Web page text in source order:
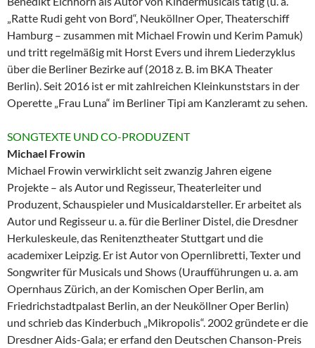
„Ratte Rudi geht von Bord“, Neuköllner Oper, Theaterschiff
Hamburg – zusammen mit Michael Frowin und Kerim Pamuk)
und tritt regelmäßig mit Horst Evers und ihrem Liederzyklus
über die Berliner Bezirke auf (2018 z. B. im BKA Theater
Berlin). Seit 2016 ist er mit zahlreichen Kleinkunststars in der
Operette „Frau Luna“ im Berliner Tipi am Kanzleramt zu sehen.
SONGTEXTE UND CO-PRODUZENT
Michael Frowin
Michael Frowin verwirklicht seit zwanzig Jahren eigene
Projekte – als Autor und Regisseur, Theaterleiter und
Produzent, Schauspieler und Musicaldarsteller. Er arbeitet als
Autor und Regisseur u. a. für die Berliner Distel, die Dresdner
Herkuleskeule, das Renitenztheater Stuttgart und die
academixer Leipzig. Er ist Autor von Opernlibretti, Texter und
Songwriter für Musicals und Shows (Uraufführungen u. a. am
Opernhaus Zürich, an der Komischen Oper Berlin, am
Friedrichstadtpalast Berlin, an der Neuköllner Oper Berlin)
und schrieb das Kinderbuch „Mikropolis“. 2002 gründete er die
Dresdner Aids-Gala; er erfand den Deutschen Chanson-Preis